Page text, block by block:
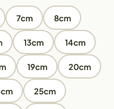
7cm 8cm
13cm 14cm
19cm 20cm
25cm